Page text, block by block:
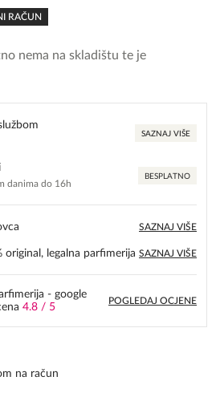
RAČUN
nema na skladištu te je
SAZNAJ VIŠE
danima do 16h
BESPLATNO
SAZNAJ VIŠE
original, legalna parfimerija SAZNAJ VIŠE
- google
4.8 / 5
POGLEDAJ OCJENE
na račun